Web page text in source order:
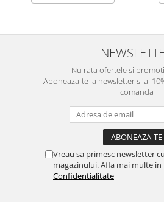
Nu rata ofertele si
Aboneaza-te la newsletter si ai
comanda
Vreau sa primesc newsletter
magazinului. Afla mai multe in
Confidentialitate